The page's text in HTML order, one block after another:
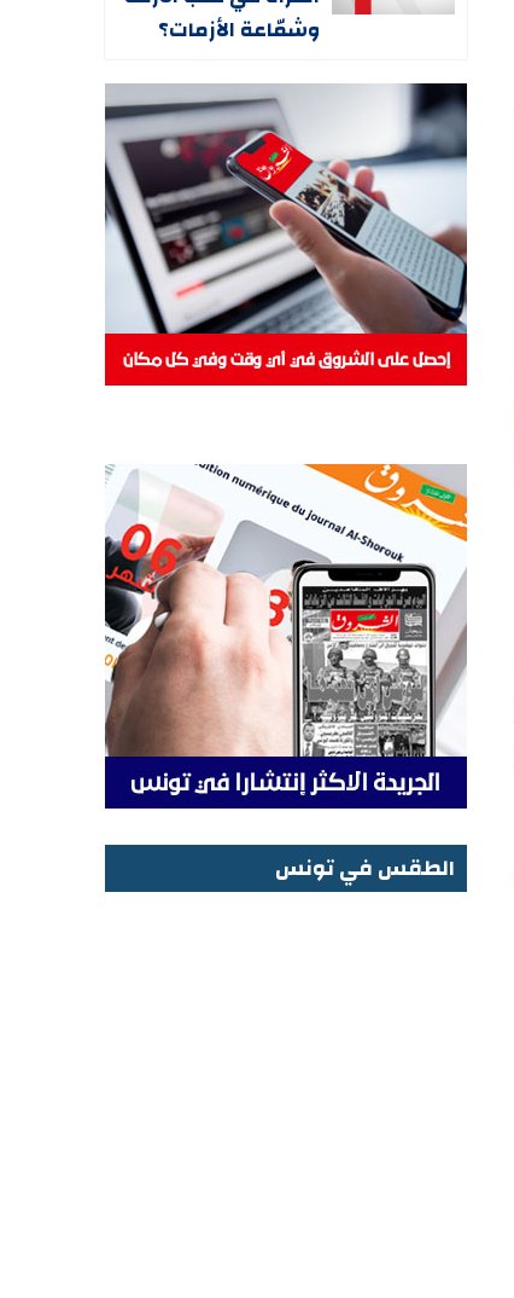
وشمّاعة الأزمات؟
الطقس في تونس